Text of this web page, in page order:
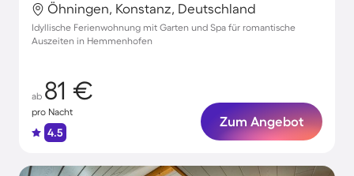
Öhningen, Konstanz, Deutschland
Idyllische Ferienwohnung mit Garten und Spa für romantische
Auszeiten in Hemmenhofen
ab 81 €
pro Nacht
4.5
Zum Angebot